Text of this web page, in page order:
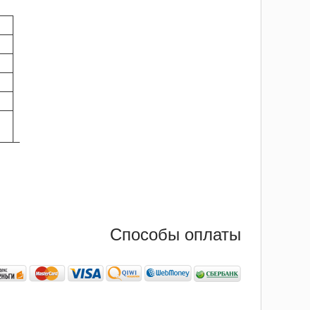
Способы оплаты